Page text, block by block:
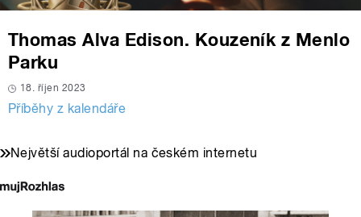
Thomas Alva Edison. Kouzeník z Menlo
Parku
18. říjen 2023
Příběhy z kalendáře
Největší audioportál na českém internetu